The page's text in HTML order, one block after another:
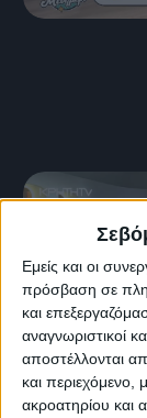
Εμείς και οι
πρόσβαση σε
και
αναγνωριστικοί
αποστέλλονται
και περιεχόμενο,
ακροατηρίου και